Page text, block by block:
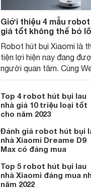
Giới thiệu 4 mẫu
giá tốt không thể bỏ
Robot hút bụi Xiaomi là
tiện lợi hiện nay đang
người quan tâm. Cùng
tham khảo ngay top các
Xiaomi giá rẻ không thể
nhé!
Top 4 robot hút bụi lau
nhà giá 10 triệu loại tốt
cho năm 2023
Đánh giá robot hút bụi
nhà Xiaomi Dreame D9
Max có đáng mua
Top 5 robot hút bụi lau
nhà Xiaomi đáng mua
năm 2022